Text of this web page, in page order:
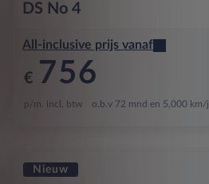
DS No 4
All-inclusive prijs vanaf
€ 756
p/m. incl. btw o.b.v 72 mnd en 5,000 km/j
Nieuw